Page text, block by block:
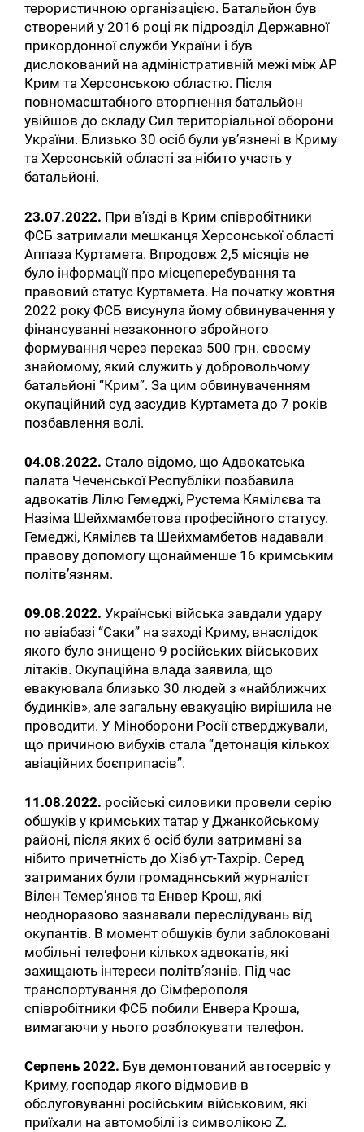
терористичною організацією. Батальйон був
створений у 2016 році як підрозділ Державної
прикордонної служби України і був
дислокований на адміністративній межі між АР
Крим та Херсонською областю. Після
повномасштабного вторгнення батальйон
увійшов до складу Сил територіальної оборони
України. Близько 30 осіб були ув’язнені в Криму
та Херсонській області за нібито участь у
батальйоні.
23.07.2022. При в’їзді в Крим співробітники
ФСБ затримали мешканця Херсонської області
Аппаза Куртамета. Впродовж 2,5 місяців не
було інформації про місцеперебування та
правовий статус Куртамета. На початку жовтня
2022 року ФСБ висунула йому обвинувачення у
фінансуванні незаконного збройного
формування через переказ 500 грн. своєму
знайомому, який служить у добровольчому
батальйоні “Крим”. За цим обвинуваченням
окупаційний суд засудив Куртамета до 7 років
позбавлення волі.
04.08.2022. Стало відомо, що Адвокатська
палата Чеченської Республіки позбавила
адвокатів Лілю Гемеджі, Рустема Кямілєва та
Назіма Шейхмамбетова професійного статусу.
Гемеджі, Кямілєв та Шейхмамбетов надавали
правову допомогу щонайменше 16 кримським
політв’язням.
09.08.2022. Українські війська завдали удару
по авіабазі “Саки” на заході Криму, внаслідок
якого було знищено 9 російських військових
літаків. Окупаційна влада заявила, що
евакуювала близько 30 людей з «найближчих
будинків», але загальну евакуацію вирішила не
проводити. У Міноборони Росії стверджували,
що причиною вибухів стала “детонація кількох
авіаційних боєприпасів”.
11.08.2022. російські силовики провели серію
обшуків у кримських татар у Джанкойському
районі, після яких 6 осіб були затримані за
нібито причетність до Хізб ут-Тахрір. Серед
затриманих були громадянський журналіст
Вілен Темер’янов та Енвер Крош, які
неодноразово зазнавали переслідувань від
окупантів. В момент обшуків були заблоковані
мобільні телефони кількох адвокатів, які
захищають інтереси політв’язнів. Під час
транспортування до Сімферополя
співробітники ФСБ побили Енвера Кроша,
вимагаючи у нього розблокувати телефон.
Серпень 2022. Був демонтований автосервіс у
Криму, господар якого відмовив в
обслуговуванні російським військовим, які
приїхали на автомобілі із символікою Z.